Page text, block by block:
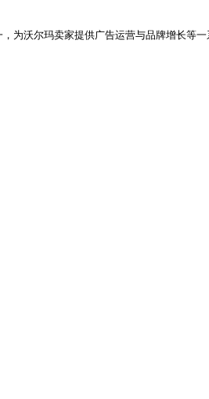
威认可
Channel Fulfillment
技术力等领域优势的肯定，同
五家服务商之一，为沃尔玛卖家